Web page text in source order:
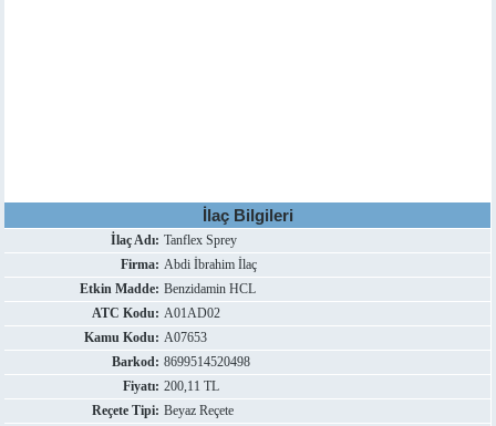
İlaç Bilgileri
İlaç Adı: Tanflex Sprey
Firma: Abdi İbrahim İlaç
Etkin Madde: Benzidamin HCL
ATC Kodu: A01AD02
Kamu Kodu: A07653
Barkod: 8699514520498
Fiyatı: 200,11 TL
Reçete Tipi: Beyaz Reçete